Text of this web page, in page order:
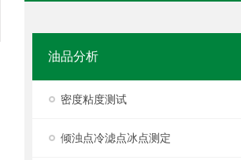
油品分析
密度粘度测试
倾浊点冷滤点冰点测定